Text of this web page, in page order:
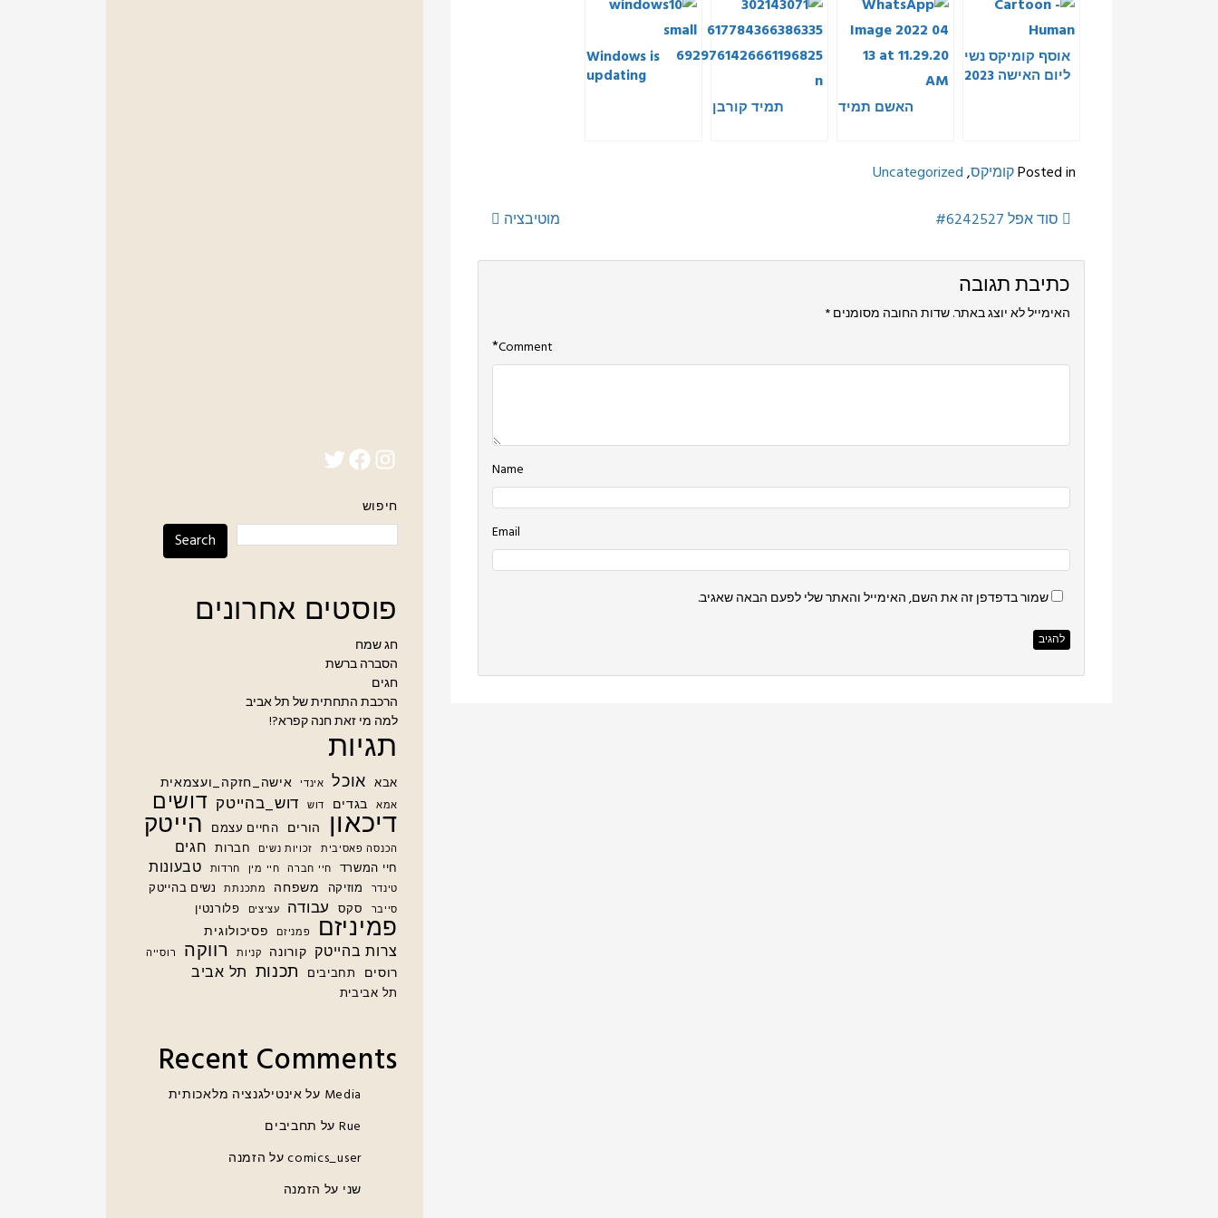
אוסף קומיקס נשי
ליום האישה 2023
האשם תמיד
תמיד קורבן
Windows is
updating
Posted inקומיקס,
Uncategorized
Post
navigation
סוד אפל #6242527 מוטיבציה
כתיבת תגובה
האימייל לא יוצג באתר.שדות החובה מסומנים*
Comment
*
Name
Email
שמור בדפדפן זה את השם, האימייל והאתר שלי לפעם הבאה שאגיב.
Instagram
Facebook
Twitter
חיפוש
Search
פוסטים אחרונים
חג שמח
הסברה ברשת
חגים
הרכבת התחתית של תל אביב
למה מי זאת חנה קפרא?!
תגיות
אבא אוכל אינדי אישה_חזקה_ועצמאית
אמא בגדים דוש דוש_בהייטק דושים
דיכאון הורים החיים עצמם הייטק
הכנסה פאסיבית זכויות נשים חברות חגים
חיי המשרד חיי חברה חיי מין חרדות טבעונות
טינדר מוזיקה משפחה מתכנתת נשים בהייטק
סייבר סקס עבודה עציצים פלורנטין
פמיניזם פמניזם פסיכולוגית
צרות בהייטק קורונה קניות רווקה רוסייה
רוסים תחביבים תכנות תל אביב
תל אביבית
Recent Comments
Media עלאינטילגנציה מלאכותית
Rue על תחביבים
comics_userעל הזמנה
שני על הזמנה